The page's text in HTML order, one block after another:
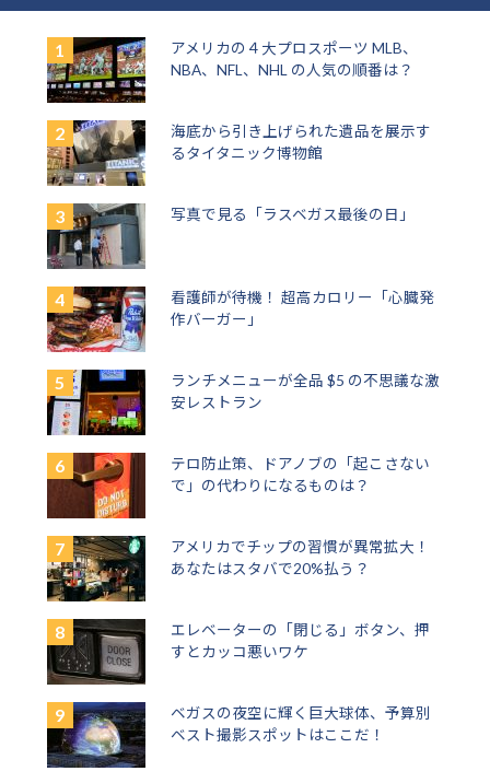
アメリカの４大プロスポーツ MLB、
NBA、NFL、NHL の人気の順番は？
海底から引き上げられた遺品を展示す
るタイタニック博物館
写真で見る「ラスベガス最後の日」
看護師が待機！ 超高カロリー「心臓発
作バーガー」
ランチメニューが全品 $5 の不思議な激
安レストラン
テロ防止策、ドアノブの「起こさない
で」の代わりになるものは？
アメリカでチップの習慣が異常拡大！
あなたはスタバで20%払う？
エレベーターの「閉じる」ボタン、押
すとカッコ悪いワケ
ベガスの夜空に輝く巨大球体、予算別
ベスト撮影スポットはここだ！